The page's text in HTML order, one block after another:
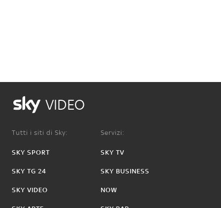
VIDEO
Tutti i siti di Sky:
SKY SPORT
SKY TG 24
SKY VIDEO
Servizi:
SKY TV
SKY BUSINESS
NOW